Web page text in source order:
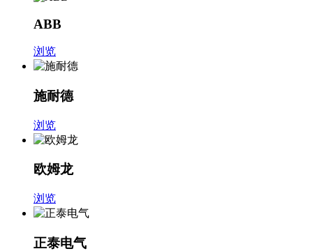
ABB
浏览
施耐德
浏览
欧姆龙
浏览
正泰电气